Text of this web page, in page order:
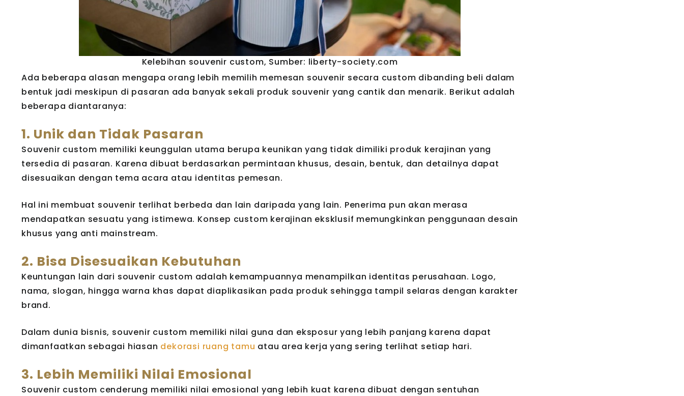
Kelebihan souvenir custom, Sumber: liberty-society.com
Ada beberapa alasan mengapa orang lebih memilih memesan souvenir secara custom dibanding beli dalam
bentuk jadi meskipun di pasaran ada banyak sekali produk souvenir yang cantik dan menarik. Berikut adalah
beberapa diantaranya:
1. Unik dan Tidak Pasaran
Souvenir custom memiliki keunggulan utama berupa keunikan yang tidak dimiliki produk kerajinan yang
tersedia di pasaran. Karena dibuat berdasarkan permintaan khusus, desain, bentuk, dan detailnya dapat
disesuaikan dengan tema acara atau identitas pemesan.
Hal ini membuat souvenir terlihat berbeda dan lain daripada yang lain. Penerima pun akan merasa
mendapatkan sesuatu yang istimewa. Konsep custom kerajinan eksklusif memungkinkan penggunaan desain
khusus yang anti mainstream.
2. Bisa Disesuaikan Kebutuhan
Keuntungan lain dari souvenir custom adalah kemampuannya menampilkan identitas perusahaan. Logo,
nama, slogan, hingga warna khas dapat diaplikasikan pada produk sehingga tampil selaras dengan karakter
brand.
Dalam dunia bisnis, souvenir custom memiliki nilai guna dan eksposur yang lebih panjang karena dapat
dimanfaatkan sebagai hiasan dekorasi ruang tamu atau area kerja yang sering terlihat setiap hari.
3. Lebih Memiliki Nilai Emosional
Souvenir custom cenderung memiliki nilai emosional yang lebih kuat karena dibuat dengan sentuhan